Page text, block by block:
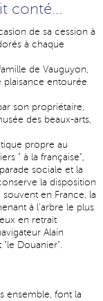
conté...
de sa cession à
à chaque
de Vauguyon,
plaisance entourée
son propriétaire,
des beaux-arts,
propre au
" à la française",
sociale et la
la disposition
en France, la
à l'arbre le plus
en retrait
Alain
"le Douanier".
ensemble, font la